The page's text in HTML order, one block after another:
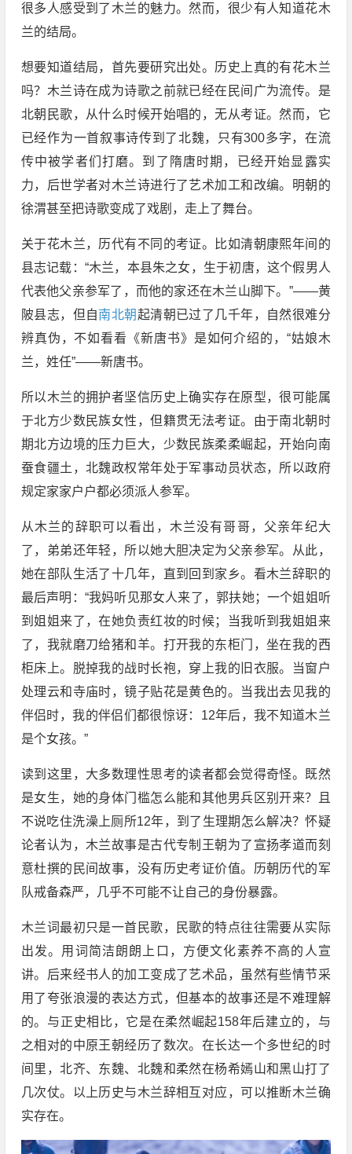
很多人感受到了木兰的魅力。然而，很少有人知道花木
兰的结局。
想要知道结局，首先要研究出处。历史上真的有花木兰
吗？木兰诗在成为诗歌之前就已经在民间广为流传。是
北朝民歌，从什么时候开始唱的，无从考证。然而，它
已经作为一首叙事诗传到了北魏，只有300多字，在流
传中被学者们打磨。到了隋唐时期，已经开始显露实
力，后世学者对木兰诗进行了艺术加工和改编。明朝的
徐渭甚至把诗歌变成了戏剧，走上了舞台。
关于花木兰，历代有不同的考证。比如清朝康熙年间的
县志记载：“木兰，本县朱之女，生于初唐，这个假男人
代表他父亲参军了，而他的家还在木兰山脚下。”——黄
陂县志，但自南北朝起清朝已过了几千年，自然很难分
辨真伪，不如看看《新唐书》是如何介绍的，“姑娘木
兰，姓任”——新唐书。
所以木兰的拥护者坚信历史上确实存在原型，很可能属
于北方少数民族女性，但籍贯无法考证。由于南北朝时
期北方边境的压力巨大，少数民族柔柔崛起，开始向南
蚕食疆土，北魏政权常年处于军事动员状态，所以政府
规定家家户户都必须派人参军。
从木兰的辞职可以看出，木兰没有哥哥，父亲年纪大
了，弟弟还年轻，所以她大胆决定为父亲参军。从此，
她在部队生活了十几年，直到回到家乡。看木兰辞职的
最后声明：“我妈听见那女人来了，郭扶她；一个姐姐听
到姐姐来了，在她负责红妆的时候；当我听到我姐姐来
了，我就磨刀给猪和羊。打开我的东柜门，坐在我的西
柜床上。脱掉我的战时长袍，穿上我的旧衣服。当窗户
处理云和寺庙时，镜子贴花是黄色的。当我出去见我的
伴侣时，我的伴侣们都很惊讶：12年后，我不知道木兰
是个女孩。”
读到这里，大多数理性思考的读者都会觉得奇怪。既然
是女生，她的身体门槛怎么能和其他男兵区别开来？且
不说吃住洗澡上厕所12年，到了生理期怎么解决？怀疑
论者认为，木兰故事是古代专制王朝为了宣扬孝道而刻
意杜撰的民间故事，没有历史考证价值。历朝历代的军
队戒备森严，几乎不可能不让自己的身份暴露。
木兰词最初只是一首民歌，民歌的特点往往需要从实际
出发。用词简洁朗朗上口，方便文化素养不高的人宣
讲。后来经书人的加工变成了艺术品，虽然有些情节采
用了夸张浪漫的表达方式，但基本的故事还是不难理解
的。与正史相比，它是在柔然崛起158年后建立的，与
之相对的中原王朝经历了数次。在长达一个多世纪的时
间里，北齐、东魏、北魏和柔然在杨希嫣山和黑山打了
几次仗。以上历史与木兰辞相互对应，可以推断木兰确
实存在。